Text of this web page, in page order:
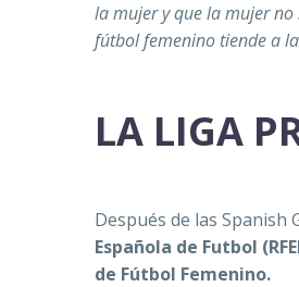
la mujer y que la mujer
fútbol femenino tiende a
LA LIGA
Después de las Spanish
Española de Futbol
de Fútbol Femenino.